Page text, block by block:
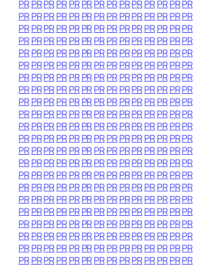
PRPRPRPRPR PRPRPRPRPRPRPR PRPR
PRPRPRPRPR PRPRPRPRPRPRPR PRPR
PRPRPRPRPR PRPRPRPRPRPRPR PRPR
PRPRPRPRPR PRPRPRPRPRPRPR PRPR
PRPRPRPRPR PRPRPRPRPRPRPR PRPR
PRPRPRPRPR PRPRPRPRPRPRPR PRPR
PRPRPRPRPR PRPRPRPRPRPRPR PRPR
PRPRPRPRPR PRPRPRPRPRPRPR PRPR
PRPRPRPRPR PRPRPRPRPRPRPR PRPR
PRPRPRPRPR PRPRPRPRPRPRPR PRPR
PRPRPRPRPR PRPRPRPRPRPRPR PRPR
PRPRPRPRPR PRPRPRPRPRPRPR PRPR
PRPRPRPRPR PRPRPRPRPRPRPR PRPR
PRPRPRPRPR PRPRPRPRPRPRPR PRPR
PRPRPRPRPR PRPRPRPRPRPRPR PRPR
PRPRPRPRPR PRPRPRPRPRPRPR PRPR
PRPRPRPRPR PRPRPRPRPRPRPR PRPR
PRPRPRPRPR PRPRPRPRPRPRPR PRPR
PRPRPRPRPR PRPRPRPRPRPRPR PRPR
PRPRPRPRPR PRPRPRPRPRPRPR PRPR
PRPRPRPRPR PRPRPRPRPRPRPR PRPR
PRPRPRPRPR PRPRPRPRPRPRPR PRPR